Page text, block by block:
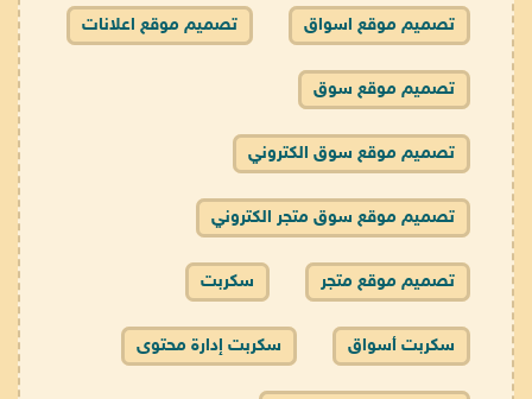
تصميم موقع اسواق تصميم موقع اعلانات
تصميم موقع سوق
تصميم موقع سوق الكتروني
تصميم موقع سوق متجر الكتروني
تصميم موقع متجر سكربت
سكربت أسواق سكربت إدارة محتوى